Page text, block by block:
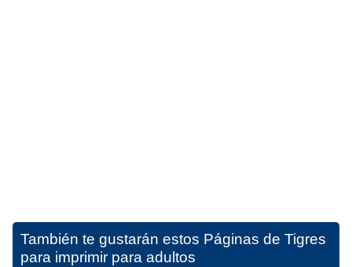
También te gustarán estos Páginas de Tigres
para imprimir para adultos